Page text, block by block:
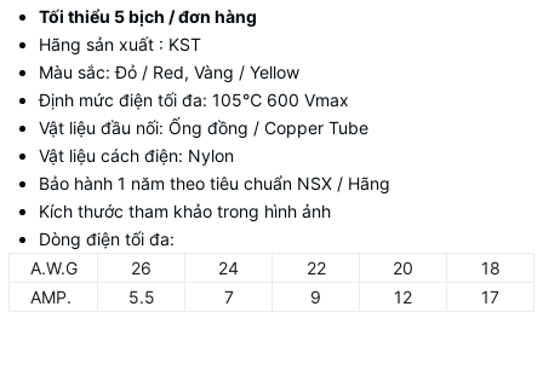
Tối thiểu 5 bịch / đơn hàng
Hãng sản xuất : KST
Màu sắc: Đỏ / Red, Vàng / Yellow
Định mức điện tối đa: 105℃ 600 Vmax
Vật liệu đầu nối: Ống đồng / Copper Tube
Vật liệu cách điện: Nylon
Bảo hành 1 năm theo tiêu chuẩn NSX / Hãng
Kích thước tham khảo trong hình ảnh
Dòng điện tối đa:
A.W.G
26 24 22 20
18
AMP.
5.5 7 9 12 17